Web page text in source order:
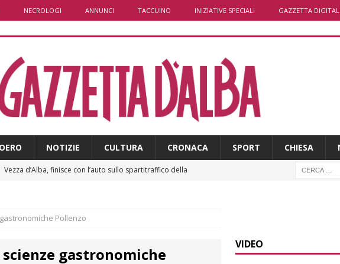
NECROLOGI ANNUNCI TACCUINO INIZIATIVE SPECIALI GAZZETTA
NOTIZIE CULTURA CRONACA SPORT CHIESA
Vezza d’Alba, finisce con l’auto sullo spartitraffico della
Piemonte punta sull’automotive con le Aree di Accelerazione
Pollenzo
gastronomiche
VIDEO